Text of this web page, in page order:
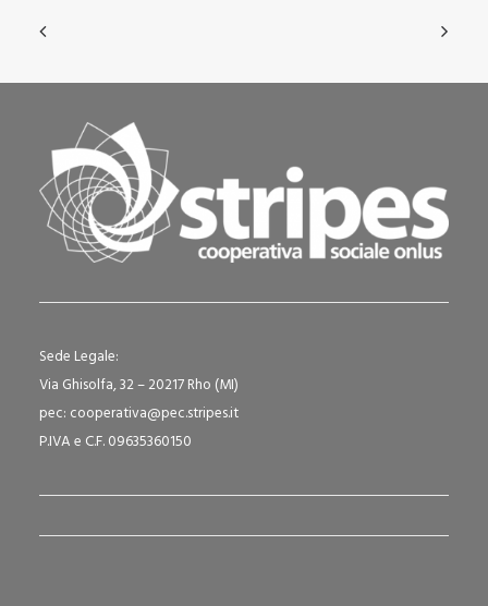
Sede Legale:
Via Ghisolfa, 32 – 20217 Rho (MI)
pec: cooperativa@pec.stripes.it
P.IVA e C.F. 09635360150